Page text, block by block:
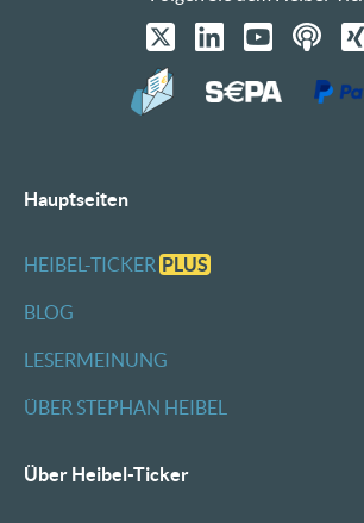
Hauptseiten
HEIBEL-TICKER PLUS
BLOG
LESERMEINUNG
ÜBER STEPHAN HEIBEL
Über Heibel-Ticker